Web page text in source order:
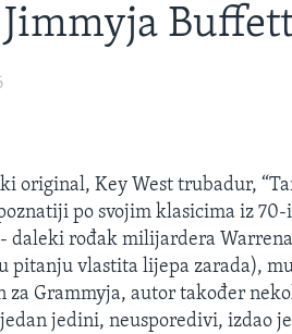
original, Key West trubadur,
po svojim klasicima iz 70-
daleki rođak milijardera
pitanju vlastita lijepa zarada),
za Grammyja, autor također
jedini, neusporedivi, izdao